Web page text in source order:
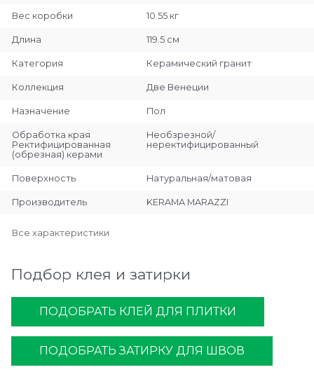
Вес коробки 10.55 кг
Длина 119.5 см
Категория Керамический гранит
Коллекция Две Венеции
Назначение Пол
Обработка края
Ректифицированная
(обрезная) керами
Необзрезной/
неректифицированный
Поверхность Натуральная/матовая
Производитель KERAMA MARAZZI
Все характеристики
Подбор клея и затирки
ПОДОБРАТЬ КЛЕЙ ДЛЯ ПЛИТКИ
ПОДОБРАТЬ ЗАТИРКУ ДЛЯ ШВОВ